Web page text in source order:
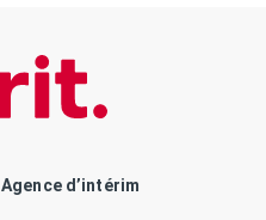
Agence d’intérim